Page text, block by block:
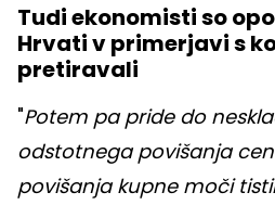
Tudi ekonomisti so
Hrvati v primerjavi s
pretiravali
"Potem pa pride do
odstotnega povišanja
povišanja kupne moči